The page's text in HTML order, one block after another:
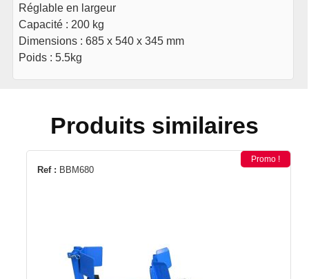
Réglable en largeur
Capacité : 200 kg
Dimensions : 685 x 540 x 345 mm
Poids : 5.5kg
Produits similaires
Ref : BBM680
Promo !